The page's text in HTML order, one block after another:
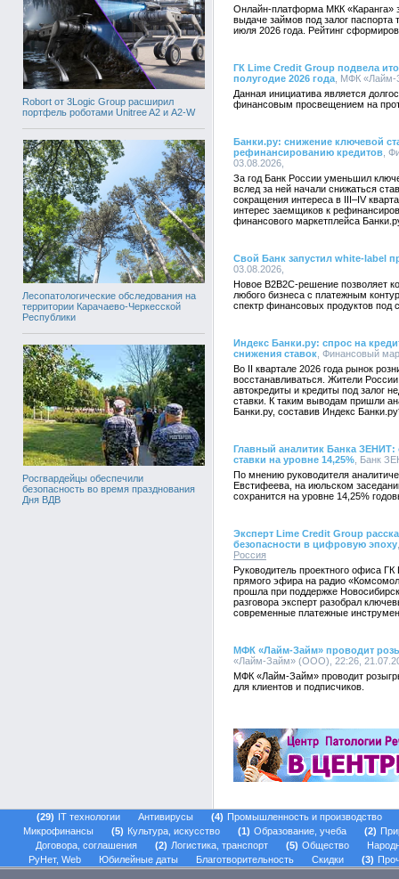
Robort от 3Logic Group расширил
портфель роботами Unitree A2 и A2-W
Лесопатологические обследования на
территории Карачаево-Черкесской
Республики
Росгвардейцы обеспечили
безопасность во время празднования
Дня ВДВ
Онлайн-платформа МКК «Каранга»
выдаче займов под залог паспорта
июля 2026 года. Рейтинг
ГК Lime Credit Group подвела
полугодие 2026 года , МФК
Данная инициатива является
финансовым просвещением на
Банки.ру: снижение ключевой
рефинансированию кредитов ,
03.08.2026,
За год Банк России уменьшил
вслед за ней начали снижаться
сокращения интереса в III–IV
интерес заемщиков к
финансового маркетплейса
Свой Банк запустил white-label
03.08.2026,
Новое B2B2C-решение позволяет
любого бизнеса с платежным
спектр финансовых продуктов под
Индекс Банки.ру: спрос на
снижения ставок , Финансовый
Во II квартале 2026 года рынок
восстанавливаться. Жители
автокредиты и кредиты под залог
ставки. К таким выводам пришли
Банки.ру, составив Индекс
Главный аналитик Банка
ставки на уровне 14,25% , Банк
По мнению руководителя
Евстифеева, на июльском
сохранится на уровне 14,25%
Эксперт Lime Credit Group
безопасности в цифровую эпоху
Россия
Руководитель проектного офиса
прямого эфира на радио
прошла при поддержке
разговора эксперт разобрал
современные платежные
МФК «Лайм-Займ» проводит
«Лайм-Займ» (ООО), 22:26,
МФК «Лайм-Займ» проводит
для клиентов и подписчиков.
29 IT технологии Антивирусы 4
Промышленность и производство
Микрофинансы
5 Культура, искусство 1 Образование, учеба 2
Договора, соглашения
2 Логистика, транспорт 5 Общество
РуНет, Web
Юбилейные даты Благотворительность Скидки 3